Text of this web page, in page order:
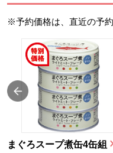
※予約価格は、直近の予
まぐろスープ煮缶4缶組